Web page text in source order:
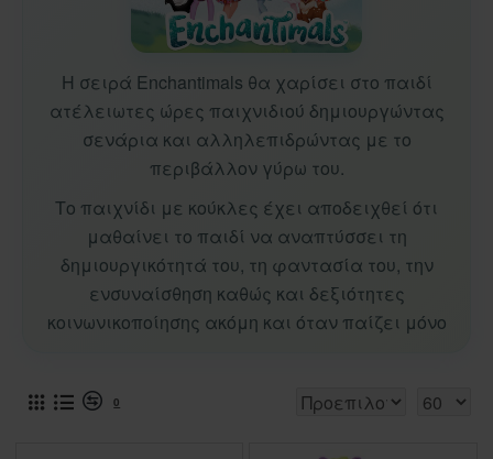
Η σειρά Enchantimals θα χαρίσει στο παιδί
ατέλειωτες ώρες παιχνιδιού δημιουργώντας
σενάρια και αλληλεπιδρώντας με το
περιβάλλον γύρω του.
Το παιχνίδι με κούκλες έχει αποδειχθεί ότι
μαθαίνει το παιδί να αναπτύσσει τη
δημιουργικότητά του, τη φαντασία του, την
ενσυναίσθηση καθώς και δεξιότητες
κοινωνικοποίησης ακόμη και όταν παίζει μόνο
0